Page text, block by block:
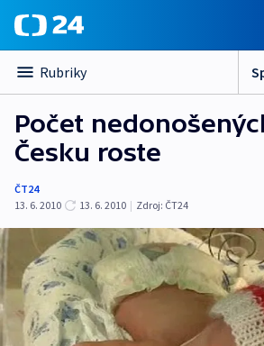
Rubriky
Počet
Česku roste
ČT24
13. 6. 2010
13. 6. 2010 | Zdroj: ČT24